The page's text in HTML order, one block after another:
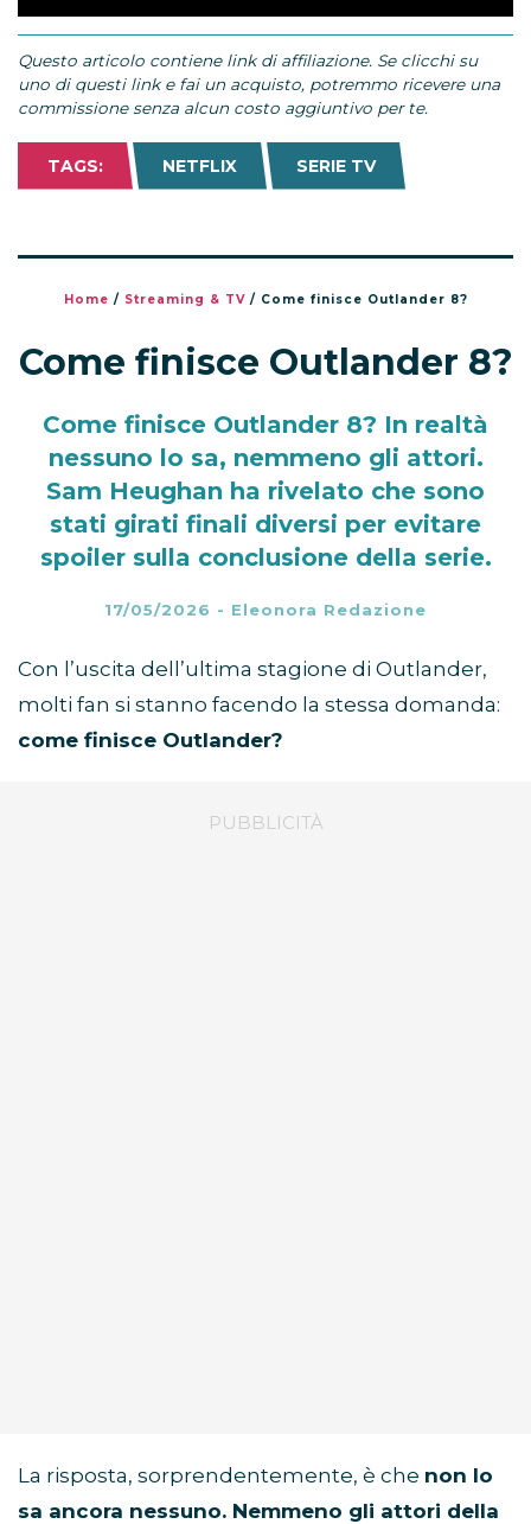
Questo articolo contiene link di affiliazione. Se clicchi su
uno di questi link e fai un acquisto, potremmo ricevere una
commissione senza alcun costo aggiuntivo per te.
TAGS: NETFLIX SERIE TV
Home / Streaming & TV/ Come finisce Outlander 8?
Come finisce Outlander 8?
Come finisce Outlander 8? In realtà
nessuno lo sa, nemmeno gli attori.
Sam Heughan ha rivelato che sono
stati girati finali diversi per evitare
spoiler sulla conclusione della serie.
17/05/2026 - Eleonora Redazione
Con l’uscita dell’ultima stagione di Outlander,
molti fan si stanno facendo la stessa domanda:
come finisce Outlander?
La risposta, sorprendentemente, è che non lo
sa ancora nessuno. Nemmeno gli attori della